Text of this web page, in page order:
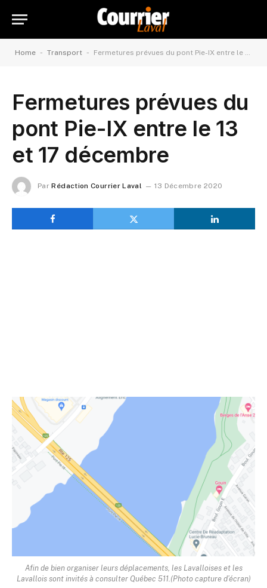
Home - Transport - Fermetures prévues du pont Pie-IX entre le 13 et 17 décembre
Fermetures prévues du
pont Pie-IX entre le 13
et 17 décembre
Par Rédaction Courrier Laval 13 Décembre 2020
Afin de bien organiser leurs déplacements, les Lavalloises et les
Lavallois sont invités à consulter Québec 511.(Photo capture d’écran)